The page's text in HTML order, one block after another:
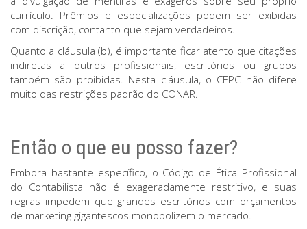
currículo. Prêmios e especializações podem ser exibidas
com discrição, contanto que sejam verdadeiros.
Quanto a cláusula (b), é importante ficar atento que citações
indiretas a outros profissionais, escritórios ou grupos
também são proibidas. Nesta cláusula, o CEPC não difere
muito das restrições padrão do CONAR.
Então o que eu posso fazer?
Embora bastante específico, o Código de Ética Profissional
do Contabilista não é exageradamente restritivo, e suas
regras impedem que grandes escritórios com orçamentos
de marketing gigantescos monopolizem o mercado.